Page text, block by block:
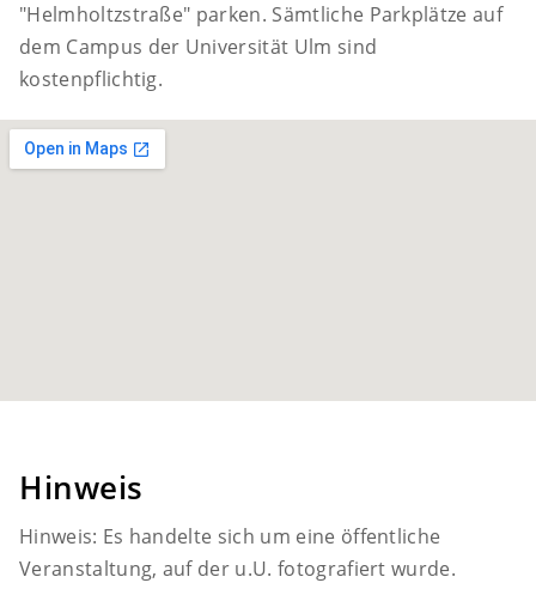
"Helmholtzstraße" parken. Sämtliche Parkplätze auf
dem Campus der Universität Ulm sind
kostenpflichtig.
Hinweis
Hinweis: Es handelte sich um eine öffentliche
Veranstaltung, auf der u.U. fotografiert wurde.